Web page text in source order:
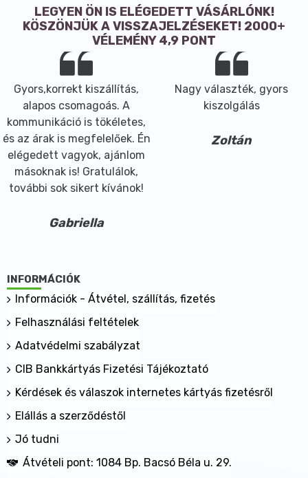
LEGYEN ÖN IS ELÉGEDETT VÁSÁRLÓNK!
KÖSZÖNJÜK A VISSZAJELZÉSEKET! 2000+
VÉLEMÉNY 4,9 PONT
Gyors,korrekt kiszállítás,
alapos csomagoás. A
kommunikáció is tökéletes,
és az árak is megfelelőek. Én
elégedett vagyok, ajánlom
másoknak is! Gratulálok,
további sok sikert kívánok!
Gabriella
Nagy választék, gyors
kiszolgálás
Zoltán
INFORMÁCIÓK
Információk - Átvétel, szállítás, fizetés
Felhasználási feltételek
Adatvédelmi szabályzat
CIB Bankkártyás Fizetési Tájékoztató
Kérdések és válaszok internetes kártyás fizetésről
Elállás a szerződéstől
Jó tudni
Átvételi pont: 1084 Bp. Bacsó Béla u. 29.